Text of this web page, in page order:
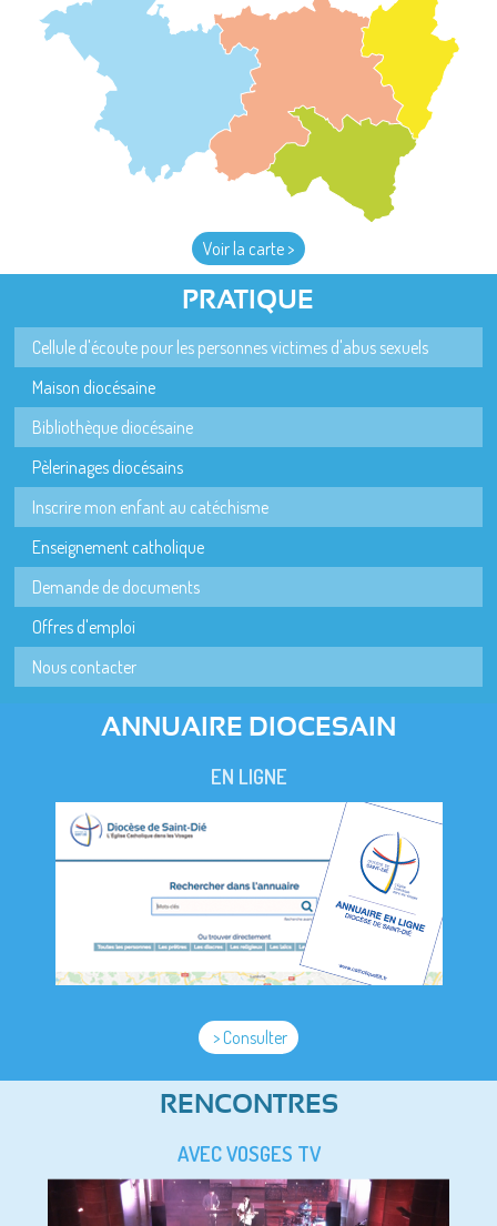
Voir la carte >
PRATIQUE
Cellule d'écoute pour les personnes victimes d'abus sexuels
Maison diocésaine
Bibliothèque diocésaine
Pèlerinages diocésains
Inscrire mon enfant au catéchisme
Enseignement catholique
Demande de documents
Offres d'emploi
Nous contacter
ANNUAIRE DIOCESAIN
EN LIGNE
> Consulter
RENCONTRES
AVEC VOSGES TV